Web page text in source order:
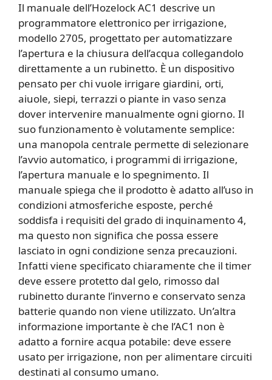
Il manuale dell’Hozelock AC1 descrive un
programmatore elettronico per irrigazione,
modello 2705, progettato per automatizzare
l’apertura e la chiusura dell’acqua collegandolo
direttamente a un rubinetto. È un dispositivo
pensato per chi vuole irrigare giardini, orti,
aiuole, siepi, terrazzi o piante in vaso senza
dover intervenire manualmente ogni giorno. Il
suo funzionamento è volutamente semplice:
una manopola centrale permette di selezionare
l’avvio automatico, i programmi di irrigazione,
l’apertura manuale e lo spegnimento. Il
manuale spiega che il prodotto è adatto all’uso in
condizioni atmosferiche esposte, perché
soddisfa i requisiti del grado di inquinamento 4,
ma questo non significa che possa essere
lasciato in ogni condizione senza precauzioni.
Infatti viene specificato chiaramente che il timer
deve essere protetto dal gelo, rimosso dal
rubinetto durante l’inverno e conservato senza
batterie quando non viene utilizzato. Un’altra
informazione importante è che l’AC1 non è
adatto a fornire acqua potabile: deve essere
usato per irrigazione, non per alimentare circuiti
destinati al consumo umano.